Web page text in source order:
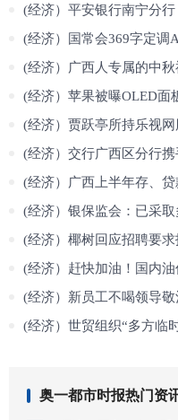
(经济）平安银行南宁分
(经济）国常会369字定调A股：
(经济）广西人专属的中秋福利
(经济）苹果被曝OLED面
(经济）贾跃亭所持乐视网
(经济）交行广西区分行携
(经济）广西上半年存、
(经济）银保监会：已采取
(经济）椰树回应招聘要
(经济）赶快加油！国内油价
(经济）新员工不喝领导
(经济）世贸组织“多方临
奥一都市时报热门资